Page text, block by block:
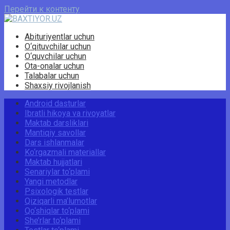
Перейти к контенту
Abituriyentlar uchun
O‘qituvchilar uchun
O‘quvchilar uchun
Ota-onalar uchun
Talabalar uchun
Shaxsiy rivojlanish
Android dasturlar
Ibratli hikoya va rivoyatlar
Maktab darsliklari
Mantiqiy savollar
Dars ishlanmalar
Ko‘rgazmali materiallar
Maktab hujjatlari
Senariylar to‘plami
Yangi metodlar
Psixologik testlar
Qiziqarli ma’lumotlar
Qo‘shiqlar to‘plami
She’rlar to‘plami